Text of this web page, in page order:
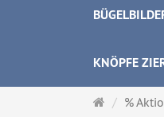
KNÖPFE
Startseite
%